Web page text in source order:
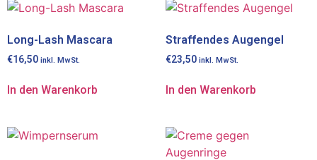
Long-Lash Mascara
€16,50 inkl. MwSt.
In den Warenkorb
Straffendes Augengel
€23,50 inkl. MwSt.
In den Warenkorb